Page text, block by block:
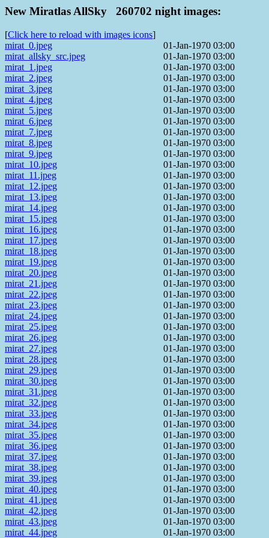
New Miratlas AllSky 260702 night images:
[Click here to reload with images icons]
mirat_0.jpeg
01-Jan-1970 03:00
mirat_allsky_src.jpeg
01-Jan-1970 03:00
mirat_1.jpeg
01-Jan-1970 03:00
mirat_2.jpeg
01-Jan-1970 03:00
mirat_3.jpeg
01-Jan-1970 03:00
mirat_4.jpeg
01-Jan-1970 03:00
mirat_5.jpeg
01-Jan-1970 03:00
mirat_6.jpeg
01-Jan-1970 03:00
mirat_7.jpeg
01-Jan-1970 03:00
mirat_8.jpeg
01-Jan-1970 03:00
mirat_9.jpeg
01-Jan-1970 03:00
mirat_10.jpeg
01-Jan-1970 03:00
mirat_11.jpeg
01-Jan-1970 03:00
mirat_12.jpeg
01-Jan-1970 03:00
mirat_13.jpeg
01-Jan-1970 03:00
mirat_14.jpeg
01-Jan-1970 03:00
mirat_15.jpeg
01-Jan-1970 03:00
mirat_16.jpeg
01-Jan-1970 03:00
mirat_17.jpeg
01-Jan-1970 03:00
mirat_18.jpeg
01-Jan-1970 03:00
mirat_19.jpeg
01-Jan-1970 03:00
mirat_20.jpeg
01-Jan-1970 03:00
mirat_21.jpeg
01-Jan-1970 03:00
mirat_22.jpeg
01-Jan-1970 03:00
mirat_23.jpeg
01-Jan-1970 03:00
mirat_24.jpeg
01-Jan-1970 03:00
mirat_25.jpeg
01-Jan-1970 03:00
mirat_26.jpeg
01-Jan-1970 03:00
mirat_27.jpeg
01-Jan-1970 03:00
mirat_28.jpeg
01-Jan-1970 03:00
mirat_29.jpeg
01-Jan-1970 03:00
mirat_30.jpeg
01-Jan-1970 03:00
mirat_31.jpeg
01-Jan-1970 03:00
mirat_32.jpeg
01-Jan-1970 03:00
mirat_33.jpeg
01-Jan-1970 03:00
mirat_34.jpeg
01-Jan-1970 03:00
mirat_35.jpeg
01-Jan-1970 03:00
mirat_36.jpeg
01-Jan-1970 03:00
mirat_37.jpeg
01-Jan-1970 03:00
mirat_38.jpeg
01-Jan-1970 03:00
mirat_39.jpeg
01-Jan-1970 03:00
mirat_40.jpeg
01-Jan-1970 03:00
mirat_41.jpeg
01-Jan-1970 03:00
mirat_42.jpeg
01-Jan-1970 03:00
mirat_43.jpeg
01-Jan-1970 03:00
mirat_44.jpeg
01-Jan-1970 03:00